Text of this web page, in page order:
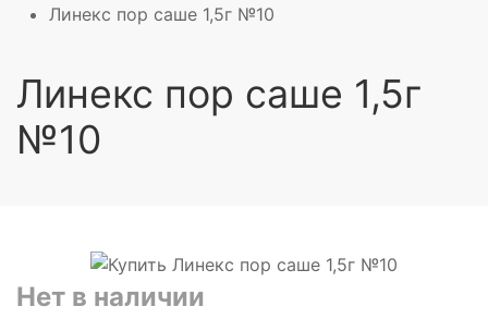
Линекс пор саше 1,5г №10
Линекс пор саше 1,5г
№10
Нет в наличии